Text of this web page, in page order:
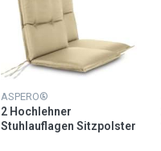
ASPERO®
2 Hochlehner
Stuhlauflagen Sitzpolster